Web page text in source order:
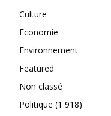
Culture
Economie
Environnement
Featured
Non classé
Politique (1 918)